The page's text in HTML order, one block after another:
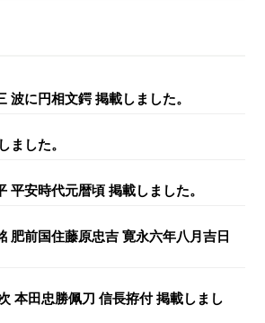
波に円相文鍔 掲載しました。
ました。
平安時代元暦頃 掲載しました。
肥前国住藤原忠吉 寛永六年八月吉日
本田忠勝佩刀 信長拵付 掲載しまし